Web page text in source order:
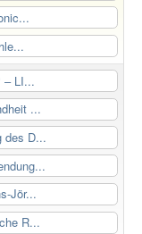
– LI...
...
des D...
Jör...
R...